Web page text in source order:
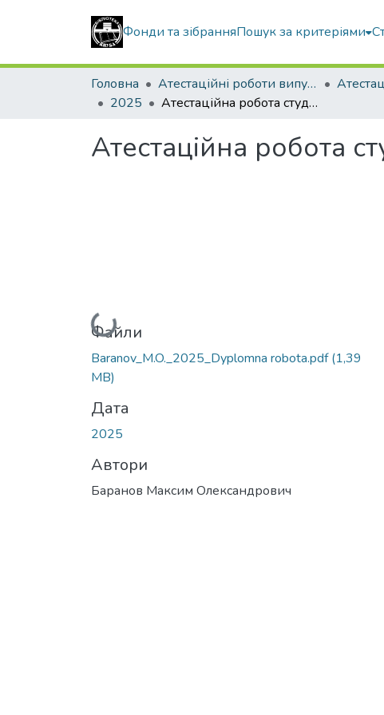
Фонди та зібранняПошук за критеріями
Головна Атестаційні роботи випускників
2025
Атестаційна робота студента Баранова Максима Олександровича
Атестаційна робота
Вантажиться...
Файли
Baranov_M.O._2025_Dyplomna robota.pdf(1,39
MB)
Дата
2025
Автори
Баранов Максим Олександрович